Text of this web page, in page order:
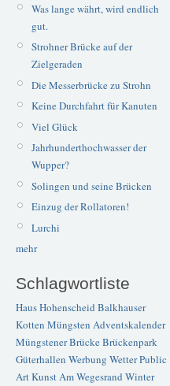
Was lange währt, wird endlich
gut.
Strohner Brücke auf der
Zielgeraden
Die Messerbrücke zu Strohn
Keine Durchfahrt für Kanuten
Viel Glück
Jahrhunderthochwasser der
Wupper?
Solingen und seine Brücken
Einzug der Rollatoren!
Lurchi
mehr
Schlagwortliste
Haus Hohenscheid Balkhauser
Kotten Müngsten Adventskalender
Müngstener BrückeBrückenpark
Güterhallen Werbung WetterPublic
ArtKunstAm Wegesrand Winter